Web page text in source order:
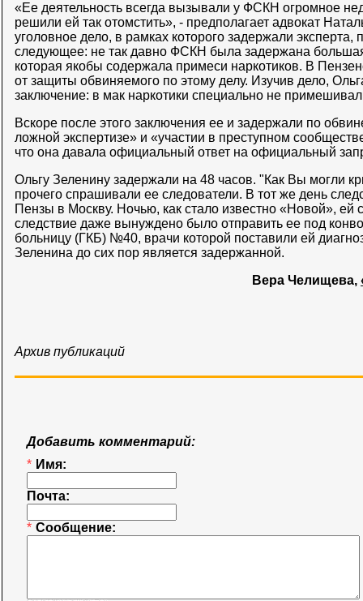
«Ее деятельность всегда вызывали у ФСКН огромное
решили ей так отомстить», - предполагает адвокат
уголовное дело, в рамках которого задержали эксперта,
следующее: не так давно ФСКН была задержана
которая якобы содержала примеси наркотиков. В
от защиты обвиняемого по этому делу. Изучив дело,
заключение: в мак наркотики специально не
Вскоре после этого заключения ее и задержали по
ложной экспертизе» и «участии в преступном
что она давала официальный ответ на официальный
Ольгу Зеленину задержали на 48 часов. "Как Вы могли
прочего спрашивали ее следователи. В тот же день
Пензы в Москву. Ночью, как стало известно «Новой», ей
следствие даже вынуждено было отправить ее под
больницу (ГКБ) №40, врачи которой поставили ей
Зеленина до сих пор является задержанной.
Вера Челищева,
Архив публикаций
Добавить комментарий:
* Имя:
Почта:
* Сообщение: